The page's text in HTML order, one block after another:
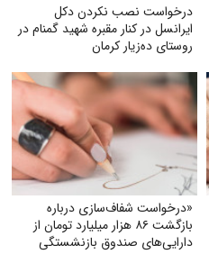
درخواست نصب نکردن دکل
ایرانسل در کنار مقبره شهید گمنام در
روستای ده‌زیار کرمان
«درخواست شفاف‌سازی درباره
بازگشت ۸۶ هزار میلیارد تومان از
دارایی‌های صندوق بازنشستگی